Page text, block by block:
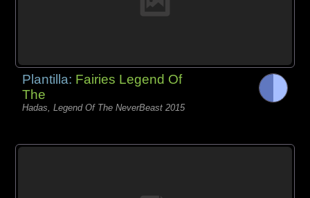
Plantilla: Fairies Legend Of
The
Hadas, Legend Of The NeverBeast 2015